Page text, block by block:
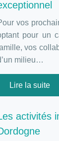
vos
pour un
vos
milieu…
Lire la suite
activités